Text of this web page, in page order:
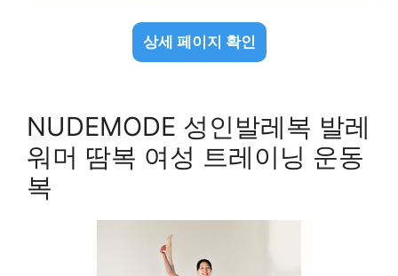
상세 페이지 확인
NUDEMODE 성인발레복 발레
워머 땀복 여성 트레이닝 운동
복